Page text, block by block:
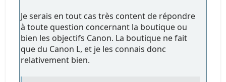
Je serais en tout cas très content de répondre
à toute question concernant la boutique ou
bien les objectifs Canon. La boutique ne fait
que du Canon L, et je les connais donc
relativement bien.